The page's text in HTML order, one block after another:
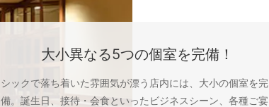
大小異なる5つの個室を完備！
シックで落ち着いた雰囲気が漂う店内には、大小の個室を完
備。誕生日、接待・会食といったビジネスシーン、各種ご宴